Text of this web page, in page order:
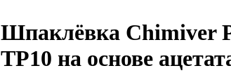
Шпаклёвка Chimiver
TP10 на основе